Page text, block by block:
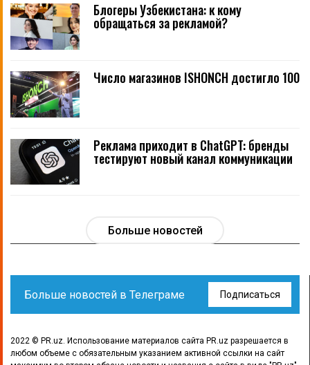
Блогеры Узбекистана: к кому
обращаться за рекламой?
Число магазинов ISHONCH достигло 100
Реклама приходит в ChatGPT: бренды
тестируют новый канал коммуникации
Больше новостей
Больше новостей в Телеграме Подписаться
2022 © PR.uz. Использование материалов сайта PR.uz разрешается в
любом объеме с обязательным указанием активной ссылки на сайт